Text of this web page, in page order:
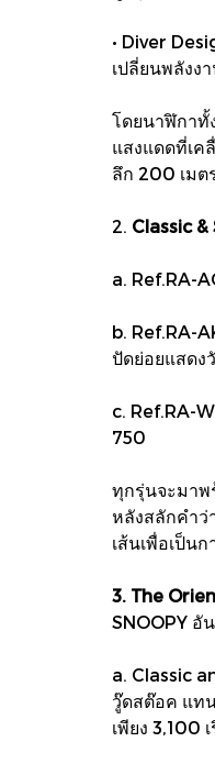
• Diver
เปลี่ยนพลังง
โดยนาฬิกาทั้
แสงแดดที่เค
ลึก 200 เมต
2. Classic &
a. Ref.RA-
b. Ref.RA-
ปัดย่อยแสดง
c. Ref.RA-
750
ทุกรุ่นจะมาพ
หลังสลักคำว่
เส้นเพื่อเป็น
3. The
SNOOPY อั
a. Classic
วู๊ดสต๊อค แท
เพียง 3,100